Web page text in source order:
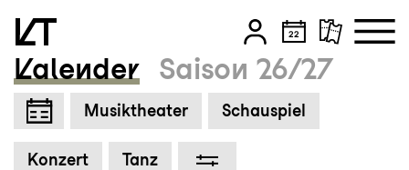
Zum Hauptinhalt springen
Zum Footer springen
Kalender Saison 26/27
Musiktheater Schauspiel
Konzert Tanz
Einführung 19:00
Tickets